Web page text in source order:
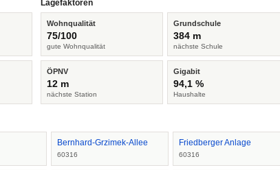
Lagefaktoren
Wohnqualität
75/100
gute Wohnqualität
Grundschule
384 m
nächste Schule
ÖPNV
12 m
nächste Station
Gigabit
94,1 %
Haushalte
Bernhard-Grzimek-Allee
60316
Friedberger Anlage
60316